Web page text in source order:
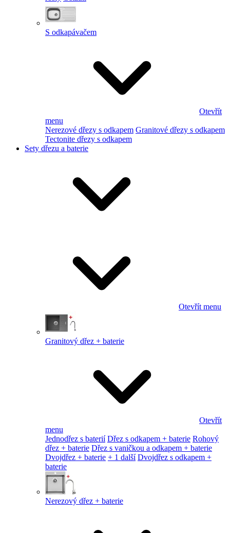
S odkapávačem
Otevřít
menu
Nerezové dřezy s odkapem Granitové dřezy s odkapem
Tectonite dřezy s odkapem
Sety dřezu a baterie
Otevřít menu
Granitový dřez + baterie
Otevřít
menu
Jednodřez s baterií Dřez s odkapem + baterie Rohový
dřez + baterie Dřez s vaničkou a odkapem + baterie
Dvojdřez + baterie + 1 další Dvojdřez s odkapem +
baterie
Nerezový dřez + baterie